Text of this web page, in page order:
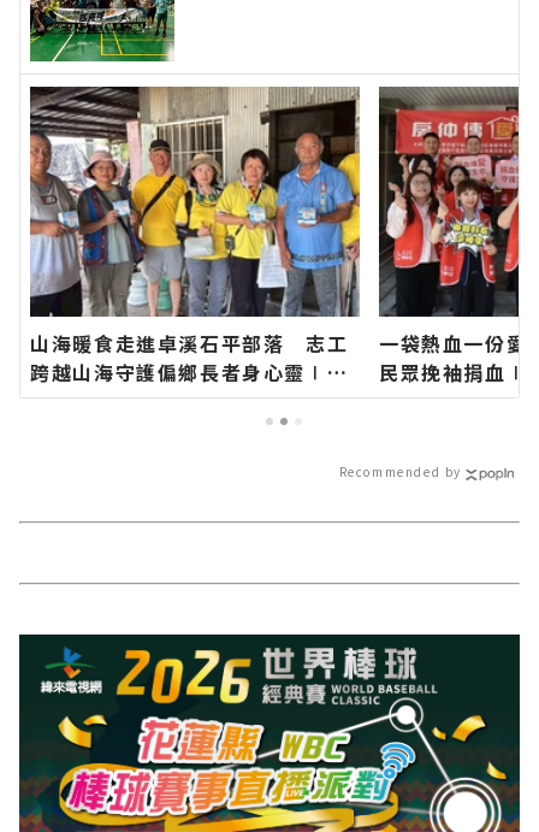
山海暖食走進卓溪石平部落 志工
跨越山海守護偏鄉長者身心靈∣花
蓮新聞網官方網站各類新聞－最快
速的今日新聞報導 最新的在地資
一袋熱血一份
民眾挽袖捐血∣
站各類新聞－最
Recommended by